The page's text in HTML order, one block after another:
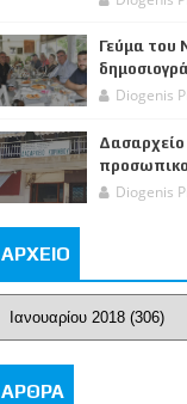
Γεύμα του
Diogenis
Diogenis
ΑΡΧΕΙΟ
ΑΡΘΡΑ